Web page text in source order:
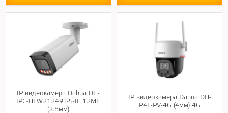
IP видеокамера Dahua DH-
IPC-HFW21249T-S-IL 12МП
(2.8мм)
IP видеокамера Dahua DH-
P4F-PV-4G (4мм) 4G